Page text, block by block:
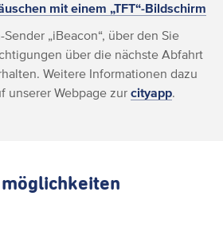
mit einem „TFT“-Bildschirm
„iBeacon“, über den Sie
über die nächste Abfahrt
Weitere Informationen dazu
unserer Webpage zur cityapp.